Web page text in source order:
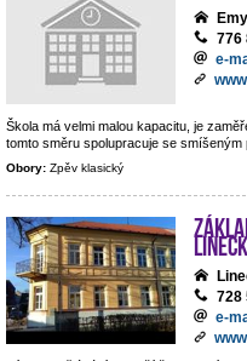
776
e-
Škola má velmi malou kapacitu, je
tomto směru spolupracuje se smíšeným
Obory: Zpěv klasický
728
e-